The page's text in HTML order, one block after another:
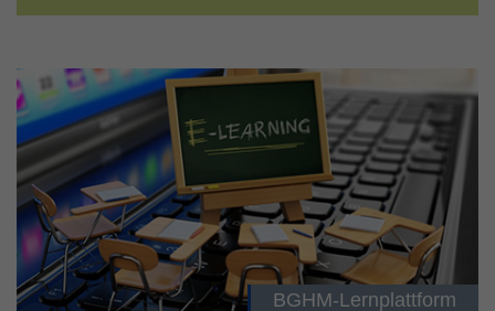
BGHM-Lernplattform